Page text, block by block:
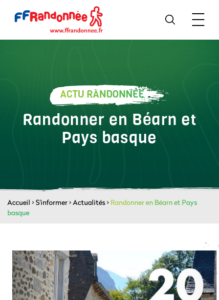
ACTU RANDONNÉE
Randonner en Béarn et
Pays basque
Accueil >S'informer>Actualités> Randonner en Béarn et Pays
basque